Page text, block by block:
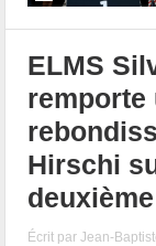
ELMS
remporte
Hirschi
Écrit parJean-